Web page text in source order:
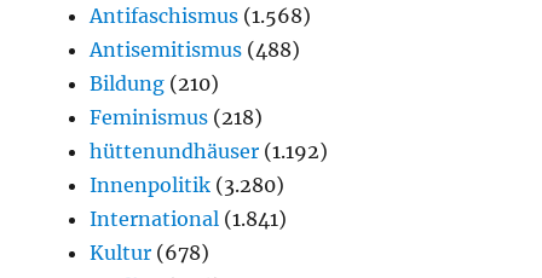
Antifaschismus (1.568)
Antisemitismus (488)
Bildung (210)
Feminismus (218)
hüttenundhäuser (1.192)
Innenpolitik (3.280)
International (1.841)
Kultur (678)